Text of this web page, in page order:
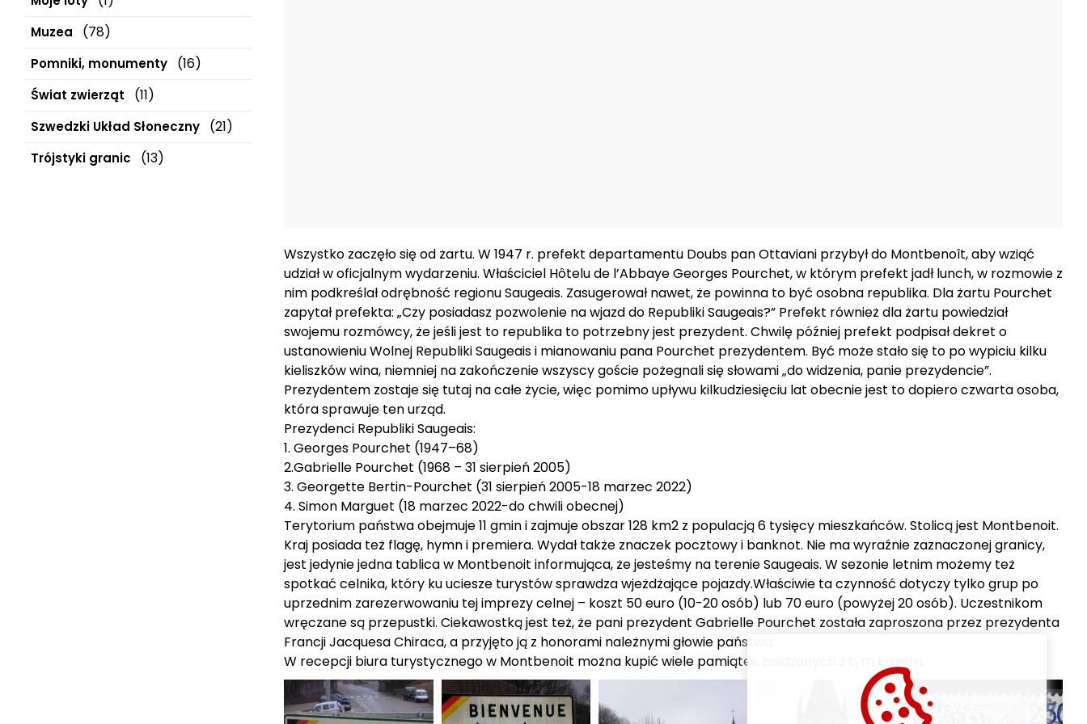
Muzea (78)
Pomniki, monumenty (16)
Świat zwierząt (11)
Szwedzki Układ Słoneczny (21)
Trójstyki granic (13)
Wszystko zaczęło się od żartu. W 1947 r. prefekt departamentu Doubs pan Ottaviani przybył do Montbenoît, aby wziąć
udział w oficjalnym wydarzeniu. Właściciel Hôtelu de l’Abbaye Georges Pourchet, w którym prefekt jadł lunch, w rozmowie z
nim podkreślał odrębność regionu Saugeais. Zasugerował nawet, że powinna to być osobna republika. Dla żartu Pourchet
zapytał prefekta: „Czy posiadasz pozwolenie na wjazd do Republiki Saugeais?” Prefekt również dla żartu powiedział
swojemu rozmówcy, że jeśli jest to republika to potrzebny jest prezydent. Chwilę później prefekt podpisał dekret o
ustanowieniu Wolnej Republiki Saugeais i mianowaniu pana Pourchet prezydentem. Być może stało się to po wypiciu kilku
kieliszków wina, niemniej na zakończenie wszyscy goście pożegnali się słowami „do widzenia, panie prezydencie”.
Prezydentem zostaje się tutaj na całe życie, więc pomimo upływu kilkudziesięciu lat obecnie jest to dopiero czwarta osoba,
która sprawuje ten urząd.
Prezydenci Republiki Saugeais:
1. Georges Pourchet (1947–68)
2.Gabrielle Pourchet (1968 – 31 sierpień 2005)
3. Georgette Bertin-Pourchet (31 sierpień 2005-18 marzec 2022)
4. Simon Marguet (18 marzec 2022-do chwili obecnej)
Terytorium państwa obejmuje 11 gmin i zajmuje obszar 128 km2 z populacją 6 tysięcy mieszkańców. Stolicą jest Montbenoit.
Kraj posiada też flagę, hymn i premiera. Wydał także znaczek pocztowy i banknot. Nie ma wyraźnie zaznaczonej granicy,
jest jedynie jedna tablica w Montbenoit informująca, że jesteśmy na terenie Saugeais. W sezonie letnim możemy też
spotkać celnika, który ku uciesze turystów sprawdza wjeżdżające pojazdy.Właściwie ta czynność dotyczy tylko grup po
uprzednim zarezerwowaniu tej imprezy celnej – koszt 50 euro (10-20 osób) lub 70 euro (powyżej 20 osób). Uczestnikom
wręczane są przepustki. Ciekawostką jest też, że pani prezydent Gabrielle Pourchet została zaproszona przez prezydenta
Francji Jacquesa Chiraca, a przyjęto ją z honorami należnymi głowie państwa.
W recepcji biura turystycznego w Montbenoit można kupić wiele pamiątek związanych z tym krajem.